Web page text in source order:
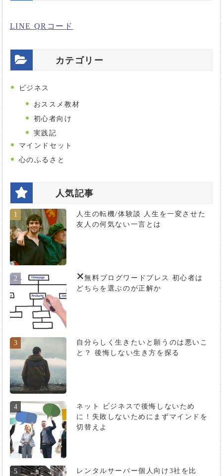
LINE QRコード
カテゴリー
ビジネス
おススメ教材
初心者向け
実践記
マインドセット
心のふるさと
人気記事
1
人生の転機/体験談 人生を一変させた
友人の何気ない一言とは
2 無料ブログ ワードプレス 初心者は
どちらを選ぶのが正解か
3
自分らしく生きたいと願うのは悪いこ
と？ 後悔しない生き方を探る
4
ネット ビジネスで後悔しないため
に！失敗しないためにまずマインドを
切替えよ
5 レンタルサーバー個人向け3社を比